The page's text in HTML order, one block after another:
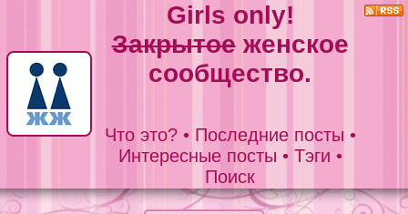
Girls only!
Закрытоеженское
сообщество.
Что это?• Последние посты •
Интересные посты • Тэги •
Поиск